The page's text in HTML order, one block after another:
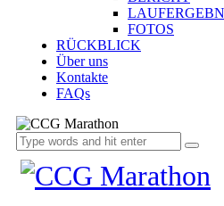
FOTOS
RÜCKBLICK
Über uns
Kontakte
FAQs